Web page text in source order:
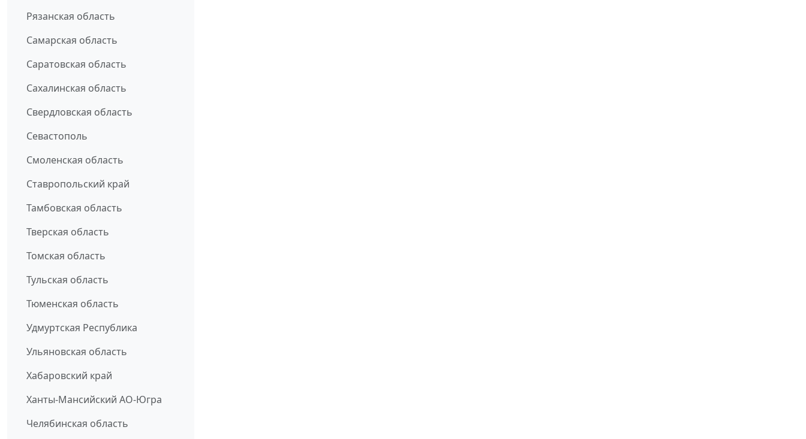
Рязанская область
Самарская область
Саратовская область
Сахалинская область
Свердловская область
Севастополь
Смоленская область
Ставропольский край
Тамбовская область
Тверская область
Томская область
Тульская область
Тюменская область
Удмуртская Республика
Ульяновская область
Хабаровский край
Ханты-Мансийский АО-Югра
Челябинская область